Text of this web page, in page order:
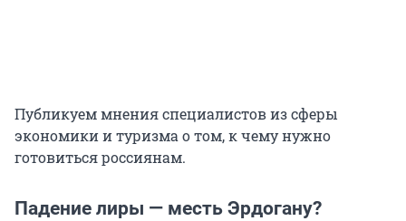
Публикуем мнения специалистов из сферы
экономики и туризма о том, к чему нужно
готовиться россиянам.
Падение лиры — месть Эрдогану?